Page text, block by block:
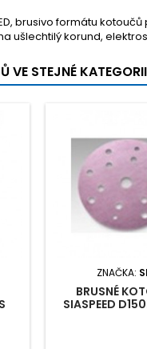
brusivo formátu
ušlechtilý korund,
VE STEJNÉ
ZNAČKA:
BRUSNÉ
SIASPEED